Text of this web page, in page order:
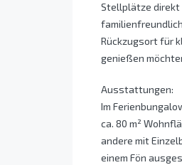
Stellplätze direkt
Rückzugsort für
genießen
Ausstattungen:
Im
ca. 80 m²
andere mit
einem Fön